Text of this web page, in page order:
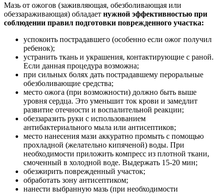
Мазь от ожогов (заживляющая, обезболивающая или
обеззараживающая) обладает нужной эффективностью при
соблюдении правил подготовки поврежденного участка:
успокоить пострадавшего (особенно если ожог получил
ребенок);
устранить ткань и украшения, контактирующие с раной.
Если данная процедура возможна;
при сильных болях дать пострадавшему пероральные
обезболивающие средства;
место ожога (при возможности) должно быть выше
уровня сердца. Это уменьшит ток крови и замедлит
развитие отечности и воспалительной реакции;
обеззаразить руки с использованием
антибактериального мыла или антисептиков;
место нанесения мази аккуратно промыть с помощью
прохладной (желательно кипяченой) воды. При
необходимости приложить компресс из плотной ткани,
смоченный в холодной воде. Выдержать 15-20 мин;
обезжирить поврежденный участок;
обработать зону антисептиком;
нанести выбранную мазь (при необходимости